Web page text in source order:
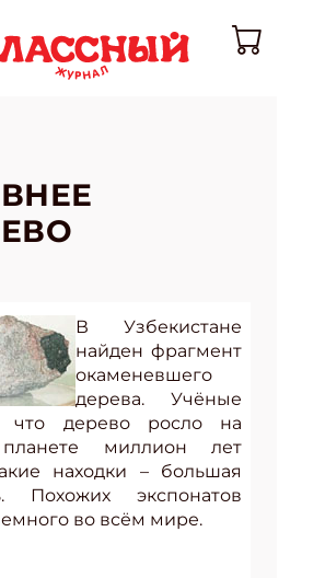
В Узбекистане
найден фрагмент
окаменевшего
дерева. Учёные
что дерево росло на
миллион лет
находки – большая
Похожих экспонатов
во всём мире.